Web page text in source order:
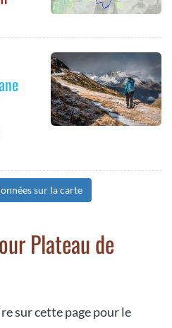
sur la carte
Plateau de
sur cette page pour le